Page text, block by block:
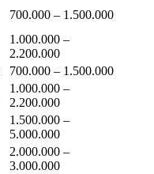
700.000 – 1.500.000
1.000.000 –
2.200.000
700.000 – 1.500.000
1.000.000 –
2.200.000
1.500.000 –
5.000.000
2.000.000 –
3.000.000